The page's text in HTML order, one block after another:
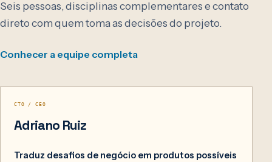
Seis pessoas, disciplinas complementares e contato
direto com quem toma as decisões do projeto.
Conhecer a equipe completa
CTO / CEO
Adriano Ruiz
Traduz desafios de negócio em produtos possíveis